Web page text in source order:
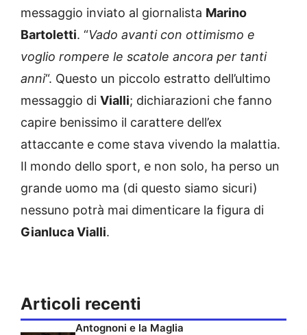
messaggio inviato al giornalista Marino
Bartoletti. “Vado avanti con ottimismo e
voglio rompere le scatole ancora per tanti
anni“. Questo un piccolo estratto dell’ultimo
messaggio di Vialli; dichiarazioni che fanno
capire benissimo il carattere dell’ex
attaccante e come stava vivendo la malattia.
Il mondo dello sport, e non solo, ha perso un
grande uomo ma (di questo siamo sicuri)
nessuno potrà mai dimenticare la figura di
Gianluca Vialli.
Articoli recenti
Antognoni e la Maglia